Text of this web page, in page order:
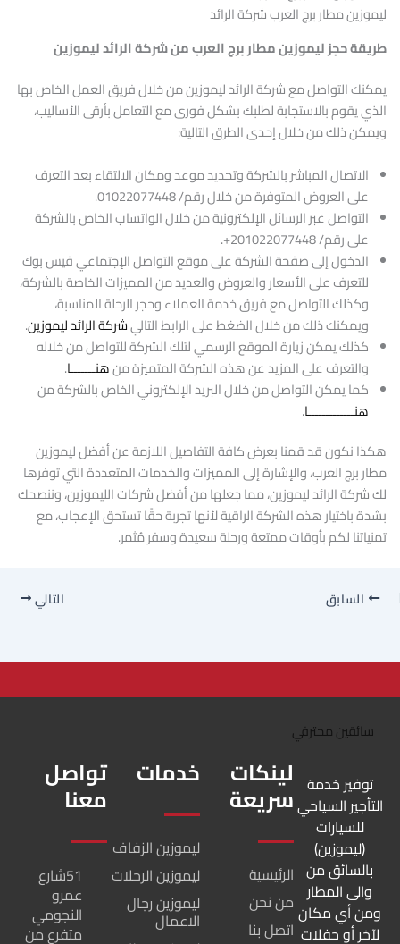
ليموزين مطار برج العرب شركة الرائد
طريقة حجز ليموزين مطار برج العرب من شركة الرائد ليموزين
يمكنك التواصل مع شركة الرائد ليموزين من خلال فريق العمل الخاص بها
الذي يقوم بالاستجابة لطلبك بشكل فورى مع التعامل بأرقى الأساليب،
ويمكن ذلك من خلال إحدى الطرق التالية:
الاتصال المباشر بالشركة وتحديد موعد ومكان الالتقاء بعد التعرف
على العروض المتوفرة من خلال رقم/ 01022077448.
التواصل عبر الرسائل الإلكترونية من خلال الواتساب الخاص بالشركة
على رقم/ 201022077448+.
الدخول إلى صفحة الشركة على موقع التواصل الإجتماعي فيس بوك
للتعرف على الأسعار والعروض والعديد من المميزات الخاصة بالشركة،
وكذلك التواصل مع فريق خدمة العملاء وحجر الرحلة المناسبة،
ويمكنك ذلك من خلال الضغط على الرابط التاليشركة الرائد ليموزين.
كذلك يمكن زيارة الموقع الرسمي لتلك الشركة للتواصل من خلاله
والتعرف على المزيد عن هذه الشركة المتميزة منهنـــــــا.
كما يمكن التواصل من خلال البريد الإلكتروني الخاص بالشركة من
هنـــــــــــــا.
هكذا نكون قد قمنا بعرض كافة التفاصيل اللازمة عن أفضل ليموزين
مطار برج العرب، والإشارة إلى المميزات والخدمات المتعددة التي توفرها
لك شركة الرائد ليموزين، مما جعلها من أفضل شركات الليموزين، وننصحك
بشدة باختيار هذه الشركة الراقية لأنها تجربة حقًا تستحق الإعجاب، مع
تمنياتنا لكم بأوقات ممتعة ورحلة سعيدة وسفر مُثمر.
السابق التالي
توفير خدمة
التأجير السياحي
للسيارات
(ليموزين)
بالسائق من
والى المطار
ومن أي مكان
لآخر أو حفلات
لينكات
سريعة
الرئيسية
من نحن
اتصل بنا
خدمات
ليموزين الزفاف
ليموزين الرحلات
ليموزين رجال
الاعمال
تواصل
معنا
51شارع
عمرو
النجومي
متفرع من